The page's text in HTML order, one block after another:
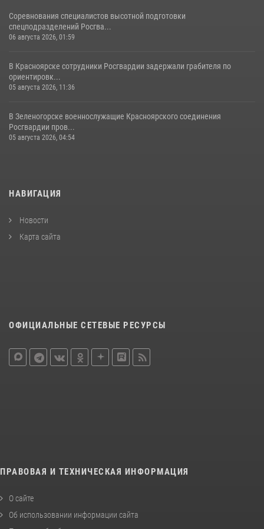
Соревнования специалистов высотной подготовки
спецподразделений Росгва...
06 августа 2026, 01:59
В Красноярске сотрудники Росгвардии задержали грабителя по
ориентировк...
05 августа 2026, 11:36
В Зеленогорске военнослужащие Красноярского соединения
Росгвардии пров...
05 августа 2026, 04:54
НАВИГАЦИЯ
Новости
Карта сайта
ОФИЦИАЛЬНЫЕ СЕТЕВЫЕ РЕСУРСЫ
ПРАВОВАЯ И ТЕХНИЧЕСКАЯ ИНФОРМАЦИЯ
О сайте
Об использовании информации сайта